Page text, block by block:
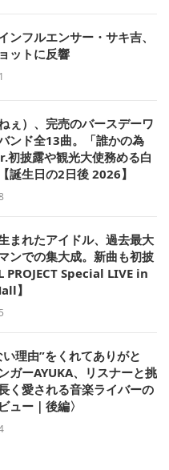
ンフルエンサー・サキ吉、
ットに反響
ぇ）、完売のバースデーワ
ンド全13曲。「誰かの為
初披露や観光大使務める白
誕生日の2日後 2026】
まれたアイドル、過去最大
ンでの集大成。新曲も初披
PROJECT Special LIVE in
】
い理由”をくれてありがと
ガーAYUKA、リスナーと挑
く愛される音楽ライバーの
ュー｜後編〉